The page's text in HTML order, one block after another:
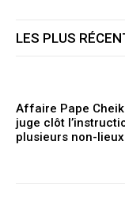
LES PLUS
Affaire Pape
juge clôt
plusieurs non-